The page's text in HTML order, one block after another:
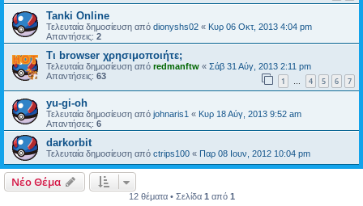
Tanki Online
Τελευταία δημοσίευση από dionyshs02 « Κυρ 06 Οκτ, 2013 4:04 pm
Απαντήσεις: 2
Τι browser χρησιμοποιήτε;
Τελευταία δημοσίευση από redmanftw « Σάβ 31 Αύγ, 2013 2:11 pm
Απαντήσεις: 63 1 … 4 5 6 7
yu-gi-oh
Τελευταία δημοσίευση από johnaris1 « Κυρ 18 Αύγ, 2013 9:52 am
Απαντήσεις: 6
darkorbit
Τελευταία δημοσίευση από ctrips100 « Παρ 08 Ιουν, 2012 10:04 pm
Νέο Θέμα
12 θέματα • Σελίδα 1 από 1